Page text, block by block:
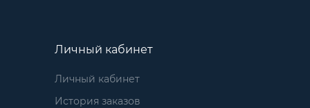
Личный кабинет
Личный кабинет
История заказов